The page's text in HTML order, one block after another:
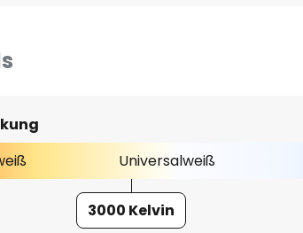
Universalweiß
3000 Kelvin